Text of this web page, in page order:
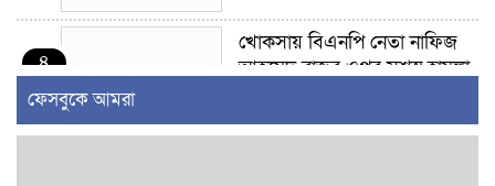
৪
খোকসায় বিএনপি নেতা নাফিজ
আহমেদ রাজুর ওপর সশস্ত্র হামলা,
ফেসবুকে আমরা